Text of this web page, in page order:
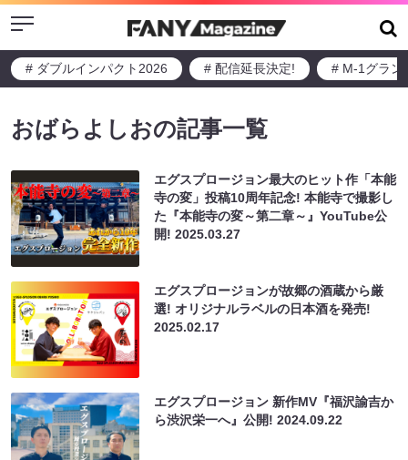
Menu
# ダブルインパクト2026 # 配信延長決定! # M-1グラン
おばらよしおの記事一覧
エグスプロージョン最大のヒット作「本能
寺の変」投稿10周年記念! 本能寺で撮影し
た『本能寺の変～第二章～』YouTube公
開!2025.03.27
エグスプロージョンが故郷の酒蔵から厳
選! オリジナルラベルの日本酒を発売!
2025.02.17
エグスプロージョン 新作MV『福沢諭吉か
ら渋沢栄一へ』公開!2024.09.22